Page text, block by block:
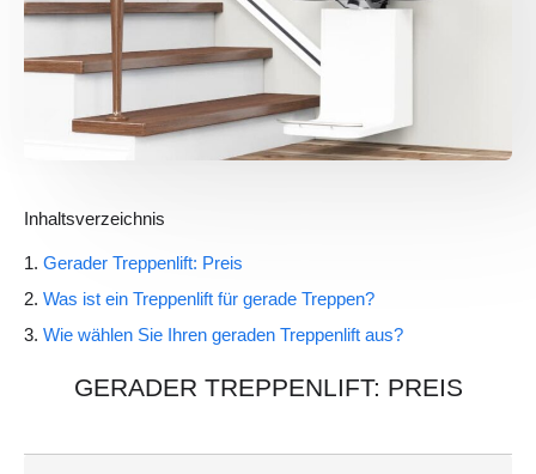
Inhaltsverzeichnis
Gerader Treppenlift: Preis
Was ist ein Treppenlift für gerade Treppen?
Wie wählen Sie Ihren geraden Treppenlift aus?
GERADER TREPPENLIFT: PREIS